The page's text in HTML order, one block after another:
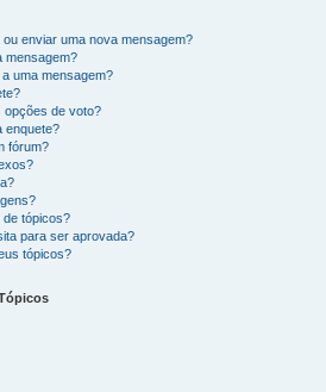
enviar uma nova mensagem?
mensagem?
uma mensagem?
opções de voto?
enquete?
fórum?
de tópicos?
para ser aprovada?
tópicos?